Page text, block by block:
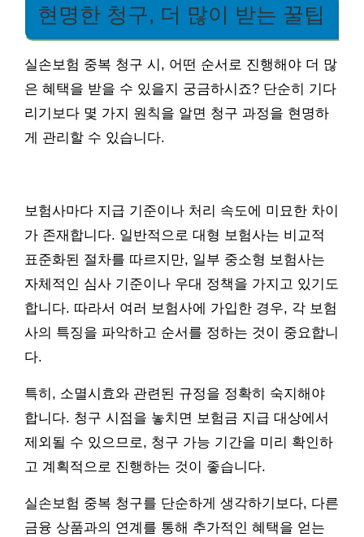
현명한 청구, 더 많이 받는 꿀팁
실손보험 중복 청구 시, 어떤 순서로 진행해야 더 많
은 혜택을 받을 수 있을지 궁금하시죠? 단순히 기다
리기보다 몇 가지 원칙을 알면 청구 과정을 현명하
게 관리할 수 있습니다.
보험사마다 지급 기준이나 처리 속도에 미묘한 차이
가 존재합니다. 일반적으로 대형 보험사는 비교적
표준화된 절차를 따르지만, 일부 중소형 보험사는
자체적인 심사 기준이나 우대 정책을 가지고 있기도
합니다. 따라서 여러 보험사에 가입한 경우, 각 보험
사의 특징을 파악하고 순서를 정하는 것이 중요합니
다.
특히, 소멸시효와 관련된 규정을 정확히 숙지해야
합니다. 청구 시점을 놓치면 보험금 지급 대상에서
제외될 수 있으므로, 청구 가능 기간을 미리 확인하
고 계획적으로 진행하는 것이 좋습니다.
실손보험 중복 청구를 단순하게 생각하기보다, 다른
금융 상품과의 연계를 통해 추가적인 혜택을 얻는